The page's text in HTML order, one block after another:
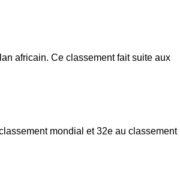
africain. Ce classement fait suite aux
mondial et 32e au classement